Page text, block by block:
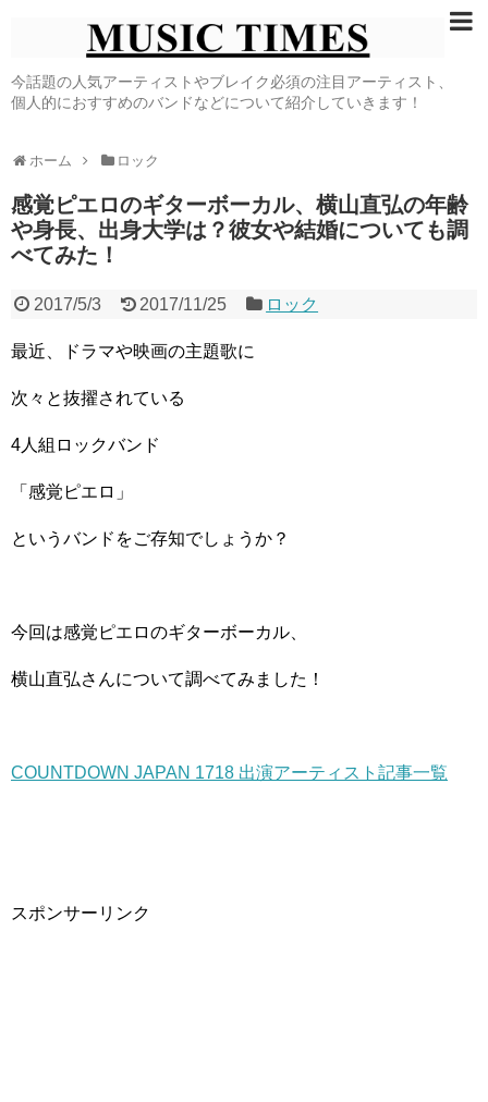
今話題の人気アーティストやブレイク必須の注目アーティスト、
個人的におすすめのバンドなどについて紹介していきます！
ホーム ロック
感覚ピエロのギターボーカル、横山直弘の年齢
や身長、出身大学は？彼女や結婚についても調
べてみた！
2017/5/3 2017/11/25 ロック
最近、ドラマや映画の主題歌に
次々と抜擢されている
4人組ロックバンド
「感覚ピエロ」
というバンドをご存知でしょうか？
今回は感覚ピエロのギターボーカル、
横山直弘さんについて調べてみました！
COUNTDOWN JAPAN 1718 出演アーティスト記事一覧
スポンサーリンク